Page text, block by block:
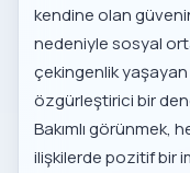
kendine olan
nedeniyle sosyal
çekingenlik
özgürleştirici bir
Bakımlı görünmek,
ilişkilerde pozitif bir